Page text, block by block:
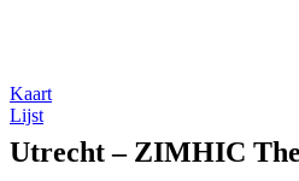
Kaart
Lijst
Utrecht – ZIMHIC